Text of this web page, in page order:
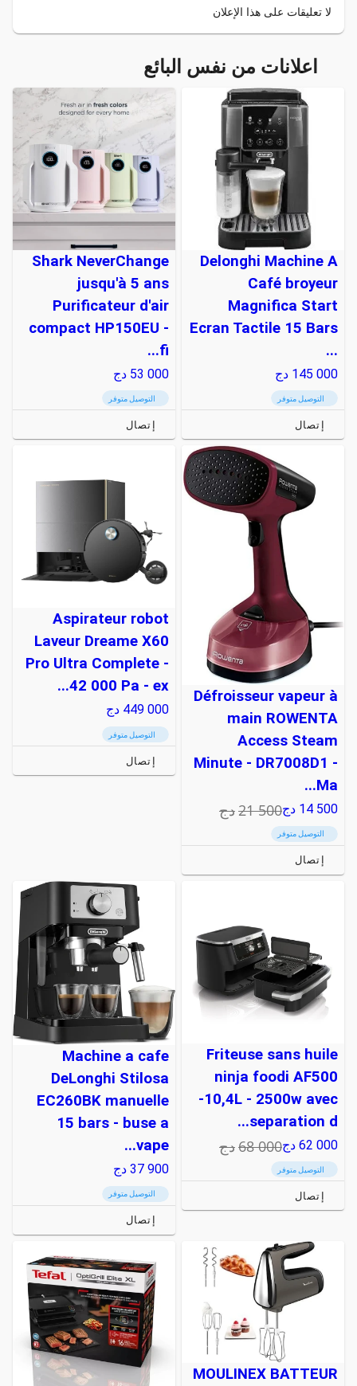
لا تعليقات على هذا الإعلان
اعلانات من نفس البائع
Delonghi Machine A
Café broyeur
Magnifica Start
Ecran Tactile 15 Bars
...
145 000 دج
التوصيل متوفر
إتصال
Shark NeverChange
jusqu'à 5 ans
Purificateur d'air
compact HP150EU -
fi...
53 000 دج
التوصيل متوفر
إتصال
Défroisseur vapeur à
main ROWENTA
Access Steam
Minute - DR7008D1 -
Ma...
14 500 دج21 500دج
التوصيل متوفر
إتصال
Aspirateur robot
Laveur Dreame X60
Pro Ultra Complete -
42 000 Pa - ex...
449 000 دج
التوصيل متوفر
إتصال
Friteuse sans huile
ninja foodi AF500
-10,4L - 2500w avec
separation d...
62 000 دج68 000دج
التوصيل متوفر
إتصال
Machine a cafe
DeLonghi Stilosa
EC260BK manuelle
15 bars - buse a
vape...
37 900 دج
التوصيل متوفر
إتصال
MOULINEX BATTEUR